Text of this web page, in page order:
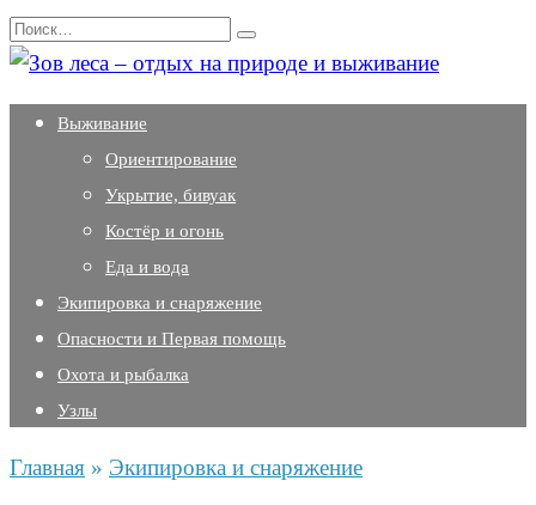
Перейти
к
Search
for:
Выживание
Ориентирование
Укрытие, бивуак
Костёр и огонь
Еда и вода
Экипировка и снаряжение
Опасности и Первая помощь
Охота и рыбалка
Узлы
Главная » Экипировка и снаряжение